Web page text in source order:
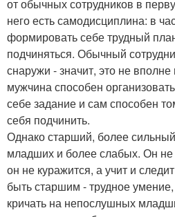
от обычных сотрудников в
него есть самодисциплина: в
формировать себе трудный
подчиняться. Обычный
снаружи - значит, это не
мужчина способен
себе задание и сам способен
себя подчинить.
Однако старший, более сильный
младших и более слабых. Он
он не куражится, а учит и
быть старшим - трудное
кричать на непослушных